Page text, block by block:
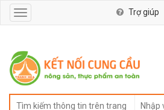
Toggle
navigation
Trợ giúp